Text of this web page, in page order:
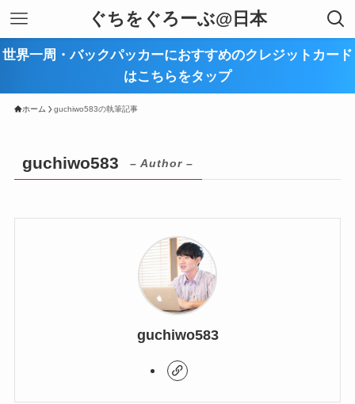
ぐちをぐろーぶ@日本
世界一周・バックパッカーにおすすめのクレジットカード
はこちらをタップ
ホーム guchiwo583の執筆記事
guchiwo583 – Author –
guchiwo583